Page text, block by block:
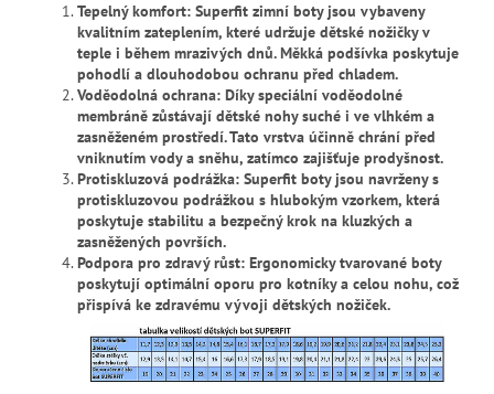
Tepelný komfort: Superfit zimní boty jsou vybaveny
kvalitním zateplením, které udržuje dětské nožičky v
teple i během mrazivých dnů. Měkká podšívka poskytuje
pohodlí a dlouhodobou ochranu před chladem.
Voděodolná ochrana: Díky speciální voděodolné
membráně zůstávají dětské nohy suché i ve vlhkém a
zasněženém prostředí. Tato vrstva účinně chrání před
vniknutím vody a sněhu, zatímco zajišťuje prodyšnost.
Protiskluzová podrážka: Superfit boty jsou navrženy s
protiskluzovou podrážkou s hlubokým vzorkem, která
poskytuje stabilitu a bezpečný krok na kluzkých a
zasněžených površích.
Podpora pro zdravý růst: Ergonomicky tvarované boty
poskytují optimální oporu pro kotníky a celou nohu, což
přispívá ke zdravému vývoji dětských nožiček.